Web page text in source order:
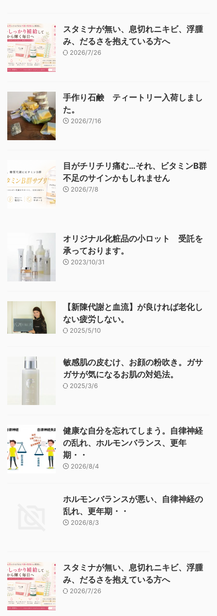
スタミナが無い、息切れニキビ、浮腫
み、だるさを抱えている方へ
2026/7/26
手作り石鹸 ティートリー入荷しまし
た。
2026/7/16
目がチリチリ痛む…それ、ビタミンB群
不足のサインかもしれません
2026/7/8
オリジナル化粧品の小ロット 受託を
承っております。
2023/10/31
【新陳代謝と血流】が良ければ老化し
ない疲労しない。
2025/5/10
敏感肌の皮むけ、お顔の粉吹き。ガサ
ガサが気になるお肌の対処法。
2025/3/6
健康な自分を忘れてしまう。自律神経
の乱れ、ホルモンバランス、更年
期・・
2026/8/4
ホルモンバランスが悪い、自律神経の
乱れ、更年期・・
2026/8/3
スタミナが無い、息切れニキビ、浮腫
み、だるさを抱えている方へ
2026/7/26